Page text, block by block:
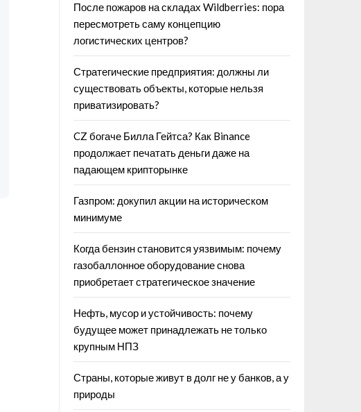
После пожаров на складах Wildberries: пора
пересмотреть саму концепцию
логистических центров?
Стратегические предприятия: должны ли
существовать объекты, которые нельзя
приватизировать?
CZ богаче Билла Гейтса? Как Binance
продолжает печатать деньги даже на
падающем крипторынке
Газпром: докупил акции на историческом
минимуме
Когда бензин становится уязвимым: почему
газобаллонное оборудование снова
приобретает стратегическое значение
Нефть, мусор и устойчивость: почему
будущее может принадлежать не только
крупным НПЗ
Страны, которые живут в долг не у банков, а у
природы